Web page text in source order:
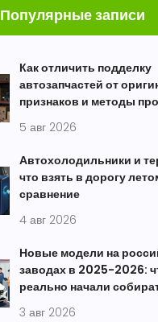
Популярные записи
Как отличить подделку
автозапчастей от
признаков и методы
5 авг 2026
Автохолодильники и
что взять в дорогу
сравнение
4 авг 2026
Новые модели на
заводах в 2025-2026:
реально начали
3 авг 2026